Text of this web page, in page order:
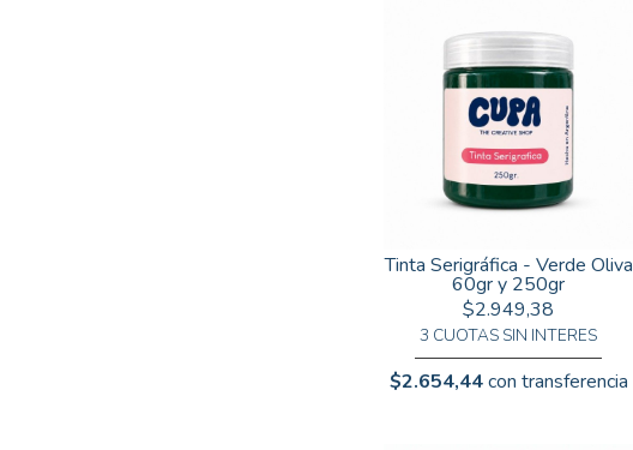
Tinta Serigráfica - Verde Oliva
60gr y 250gr
$2.949,38
3 CUOTAS SIN INTERES
$2.654,44con transferencia